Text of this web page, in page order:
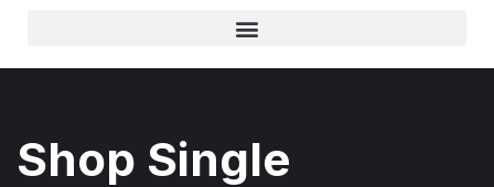
Shop Single